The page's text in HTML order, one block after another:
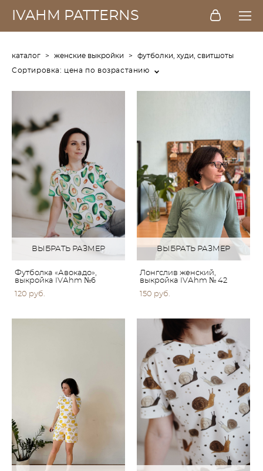
IVAHM PATTERNS
каталог > женские выкройки > футболки, худи, свитшоты
Сортировка: цена по возрастанию
ВЫБРАТЬ РАЗМЕР
Футболка «Авокадо»,
выкройка IVАhm №6
120 pуб.
ВЫБРАТЬ РАЗМЕР
Лонгслив женский,
выкройка IVАhm № 42
150 pуб.